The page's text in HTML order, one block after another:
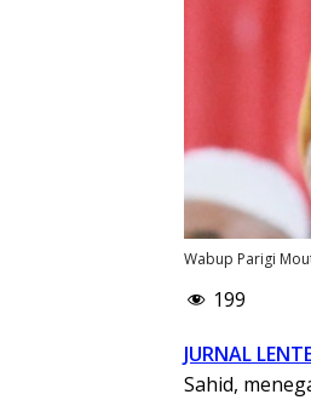
Wabup Parigi
199
JURNAL
Sahid,